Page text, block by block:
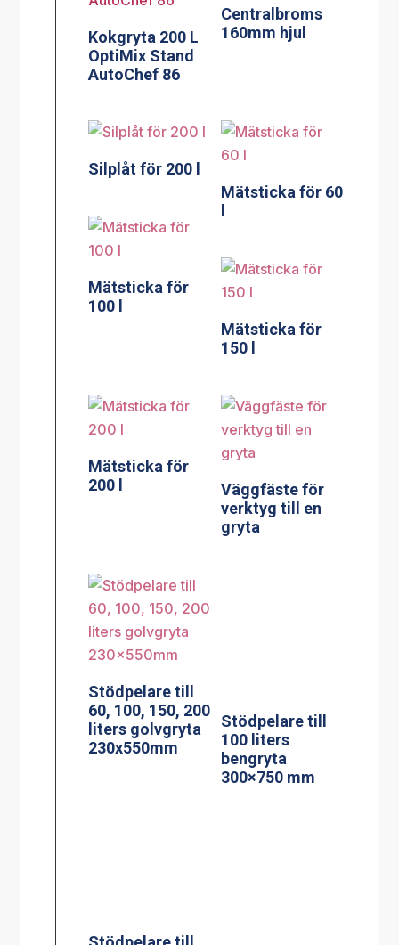
Kokgryta 200 L
OptiMix Stand
AutoChef 86
Centralbroms
160mm hjul
Silplåt för 200 l
Mätsticka för 60
Mätsticka för
100 l
Mätsticka för
150 l
Mätsticka för
200 l
Väggfäste för
verktyg till en
gryta
Stödpelare till
60, 100, 150, 200
liters golvgryta
230x550mm
100 liters
bengryta
300×750 mm
150/200 liters